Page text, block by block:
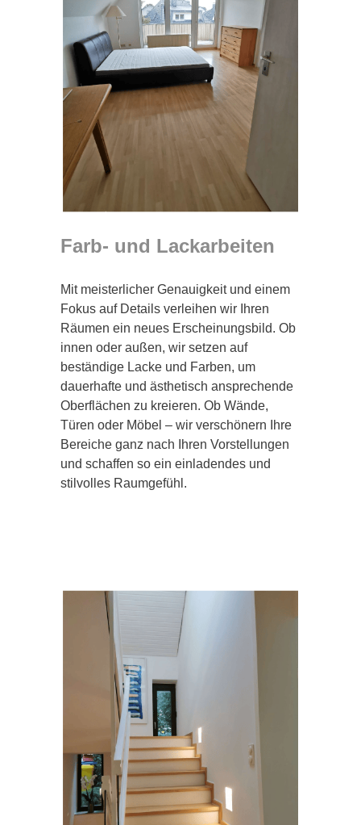
Farb- und Lackarbeiten
Mit meisterlicher Genauigkeit und einem
Fokus auf Details verleihen wir Ihren
Räumen ein neues Erscheinungsbild. Ob
innen oder außen, wir setzen auf
beständige Lacke und Farben, um
dauerhafte und ästhetisch ansprechende
Oberflächen zu kreieren. Ob Wände,
Türen oder Möbel – wir verschönern Ihre
Bereiche ganz nach Ihren Vorstellungen
und schaffen so ein einladendes und
stilvolles Raumgefühl.